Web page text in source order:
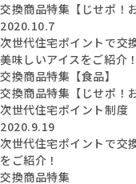
交換商品特集【じせポ！
2020.10.7
次世代住宅ポイントで交
美味しいアイスをご紹介！
交換商品特集【食品】
交換商品特集【じせポ！
次世代住宅ポイント制
2020.9.19
次世代住宅ポイントで交
をご紹介！
交換商品特集